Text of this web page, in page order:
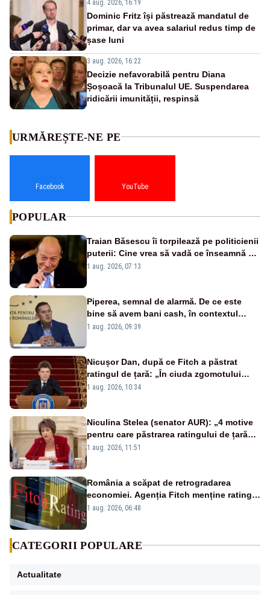
4 aug. 2026, 16:19
Dominic Fritz își păstrează mandatul de
primar, dar va avea salariul redus timp de
șase luni
3 aug. 2026, 16:22
Decizie nefavorabilă pentru Diana
Șoșoacă la Tribunalul UE. Suspendarea
ridicării imunității, respinsă
URMĂREȘTE-NE PE
Facebook YouTube
POPULAR
Traian Băsescu îi torpilează pe politicienii
puterii: Cine vrea să vadă ce înseamnă să
fii prost, se uită la România
1 aug. 2026, 07:13
Piperea, semnal de alarmă. De ce este
bine să avem bani cash, în contextul
alertei energetice?
1 aug. 2026, 09:39
Nicușor Dan, după ce Fitch a păstrat
ratingul de țară: „În ciuda zgomotului
politic, România funcționează”
1 aug. 2026, 10:34
Niculina Stelea (senator AUR): „4 motive
pentru care păstrarea ratingului de țară
nu este o reușită pentru Guvernul
1 aug. 2026, 11:51
România a scăpat de retrogradarea
economiei. Agenția Fitch menține ratingul
„BBB-” cu perspectivă negativă
1 aug. 2026, 06:48
CATEGORII POPULARE
Actualitate